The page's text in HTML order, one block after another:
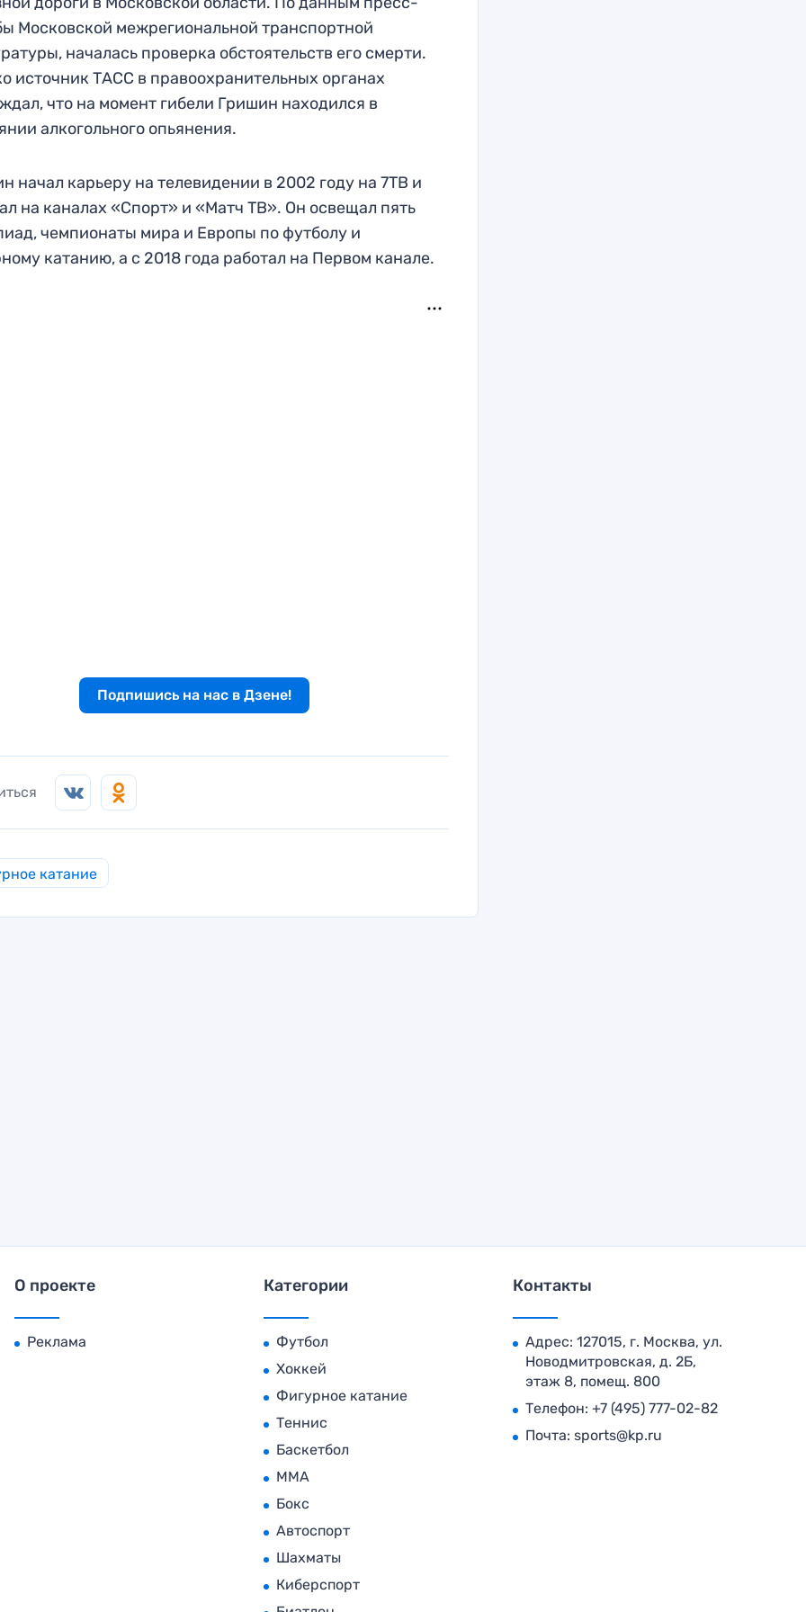
Московской межрегиональной транспортной
началась проверка обстоятельств его смерти.
источник ТАСС в правоохранительных органах
что на момент гибели Гришин находился в
алкогольного опьянения.
начал карьеру на телевидении в 2002 году на 7ТВ и
на каналах «Спорт» и «Матч ТВ». Он освещал пять
чемпионаты мира и Европы по футболу и
катанию, а с 2018 года работал на Первом канале.
Подпишись на нас в Дзене!
катание
О проекте
Реклама
Категории
Футбол
Хоккей
Фигурное катание
Теннис
Баскетбол
MMA
Бокс
Автоспорт
Шахматы
Киберспорт
Контакты
Адрес: 127015, г. Москва, ул.
Новодмитровская, д. 2Б,
этаж 8, помещ. 800
Телефон: +7 (495) 777-02-82
Почта: sports@kp.ru